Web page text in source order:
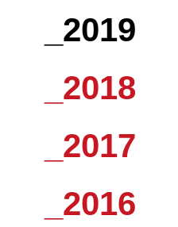
_2019
_2018
_2017
_2016